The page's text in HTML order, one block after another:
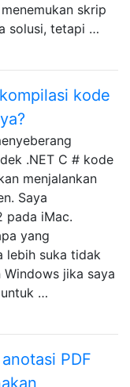
skrip
solusi, tetapi …
kode
.NET C # kode
menjalankan
Saya
pada iMac.
yang
lebih suka tidak
Windows jika saya
…
PDF